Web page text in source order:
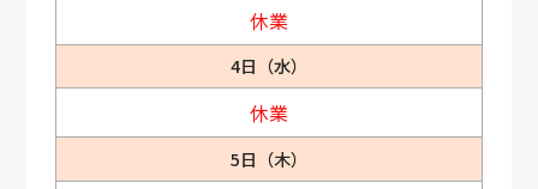
休業
4日（水）
休業
5日（木）